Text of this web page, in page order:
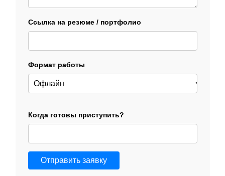
Ссылка на резюме / портфолио
Формат работы
Когда готовы приступить?
Отправить заявку